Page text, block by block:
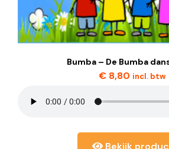
Bumba – De Bumba
€ 8,80 incl. btw
Bekijk